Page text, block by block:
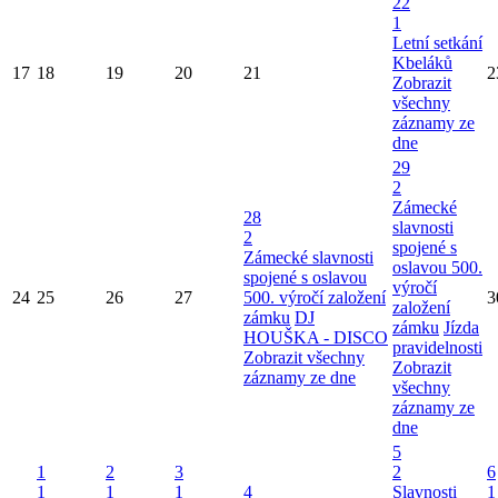
17 18 19 20 21
1
Letní setkání
Kbeláků
Zobrazit
všechny
záznamy ze
dne
24 25 26 27
28
2
Zámecké slavnosti
spojené s oslavou
500. výročí založení
zámku DJ
HOUŠKA - DISCO
Zobrazit všechny
záznamy ze dne
29
2
Zámecké
slavnosti
spojené s
oslavou 500.
výročí
založení
zámku Jízda
pravidelnosti
Zobrazit
všechny
záznamy ze
dne
1
1
2
1
3
1
4
5
2
Slavnosti
6
1